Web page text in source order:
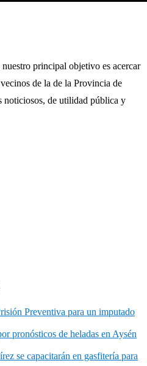
principal objetivo es acercar
de la de la Provincia de
noticiosos, de utilidad pública y
Preventiva para un imputado
pronósticos de heladas en Aysén
se capacitarán en gasfitería para